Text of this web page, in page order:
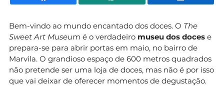
Bem-vindo ao mundo encantado dos doces. O The
Sweet Art Museum é o verdadeiro museu dos doces e
prepara-se para abrir portas em maio, no bairro de
Marvila. O grandioso espaço de 600 metros quadrados
não pretende ser uma loja de doces, mas não é por isso
que vai deixar de oferecer momentos de degustação.